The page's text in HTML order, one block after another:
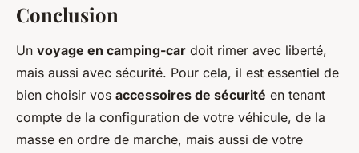
Conclusion
Un voyage en camping-car doit rimer avec liberté,
mais aussi avec sécurité. Pour cela, il est essentiel de
bien choisir vos accessoires de sécurité en tenant
compte de la configuration de votre véhicule, de la
masse en ordre de marche, mais aussi de votre